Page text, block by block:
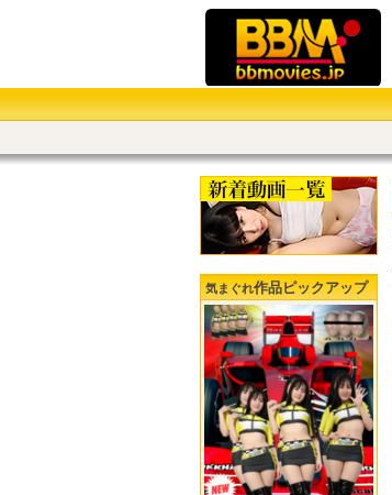
気まぐれ作品ピックアップ